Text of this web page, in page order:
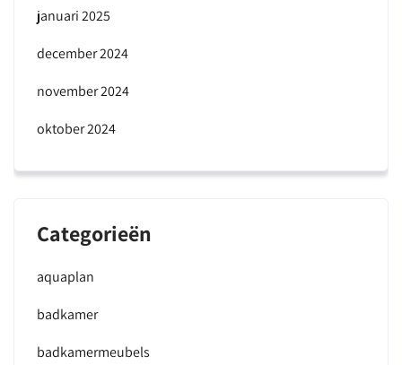
januari 2025
december 2024
november 2024
oktober 2024
Categorieën
aquaplan
badkamer
badkamermeubels